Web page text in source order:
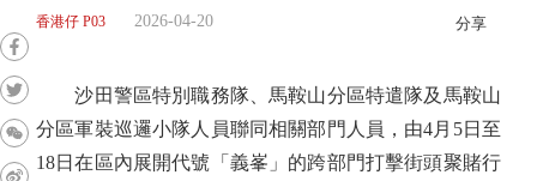
香港仔 P03 2026-04-20 分享
沙田警區特別職務隊、馬鞍山分區特遣隊及馬鞍山
分區軍裝巡邏小隊人員聯同相關部門人員，由4月5日至
18日在區內展開代號「義峯」的跨部門打擊街頭聚賭行